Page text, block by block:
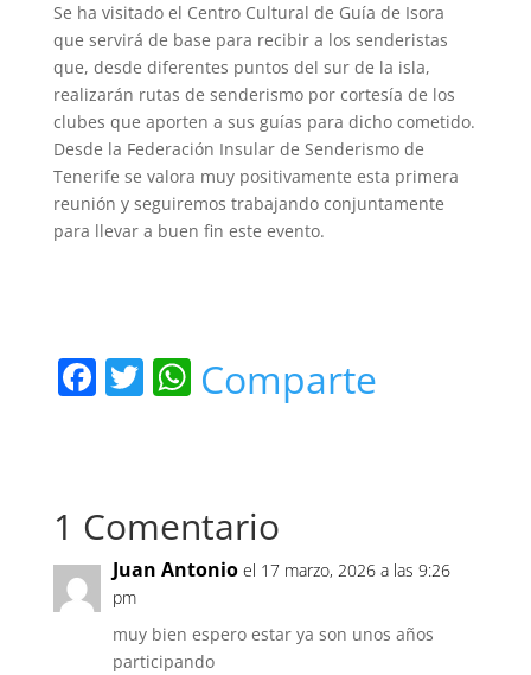
Se ha visitado el Centro Cultural de Guía de Isora
que servirá de base para recibir a los senderistas
que, desde diferentes puntos del sur de la isla,
realizarán rutas de senderismo por cortesía de los
clubes que aporten a sus guías para dicho cometido.
Desde la Federación Insular de Senderismo de
Tenerife se valora muy positivamente esta primera
reunión y seguiremos trabajando conjuntamente
para llevar a buen fin este evento.
F
b
o
o
k
T W
A
p
Comparte
1 Comentario
Juan Antonio el 17 marzo, 2026 a las 9:26
pm
muy bien espero estar ya son unos años
participando